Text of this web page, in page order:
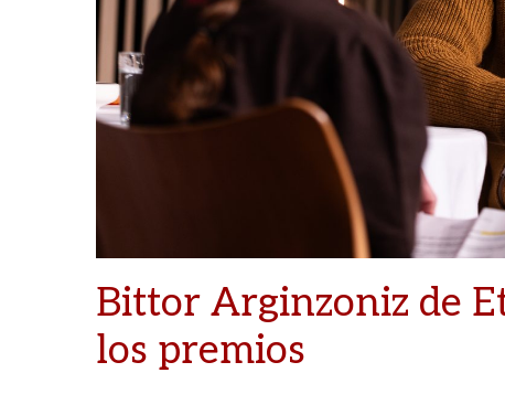
Bittor Arginzoniz de
los premios